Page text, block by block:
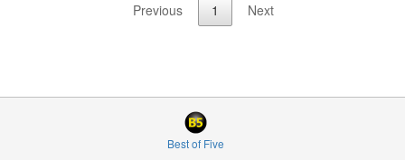
Previous
1 Next
Best of Five